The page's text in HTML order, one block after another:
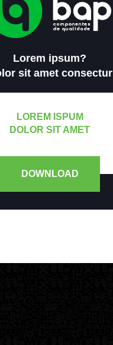
Lorem ipsum?
sit amet consectur
LOREM ISPUM
DOLOR SIT AMET
DOWNLOAD